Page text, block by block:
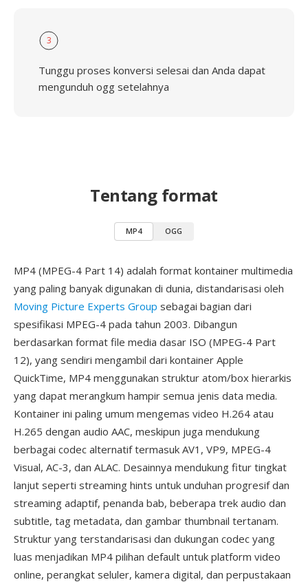
3
Tunggu proses konversi selesai dan Anda dapat
mengunduh ogg setelahnya
Tentang format
MP4 OGG
MP4 (MPEG-4 Part 14) adalah format kontainer multimedia
yang paling banyak digunakan di dunia, distandarisasi oleh
Moving Picture Experts Group sebagai bagian dari
spesifikasi MPEG-4 pada tahun 2003. Dibangun
berdasarkan format file media dasar ISO (MPEG-4 Part
12), yang sendiri mengambil dari kontainer Apple
QuickTime, MP4 menggunakan struktur atom/box hierarkis
yang dapat merangkum hampir semua jenis data media.
Kontainer ini paling umum mengemas video H.264 atau
H.265 dengan audio AAC, meskipun juga mendukung
berbagai codec alternatif termasuk AV1, VP9, MPEG-4
Visual, AC-3, dan ALAC. Desainnya mendukung fitur tingkat
lanjut seperti streaming hints untuk unduhan progresif dan
streaming adaptif, penanda bab, beberapa trek audio dan
subtitle, tag metadata, dan gambar thumbnail tertanam.
Struktur yang terstandarisasi dan dukungan codec yang
luas menjadikan MP4 pilihan default untuk platform video
online, perangkat seluler, kamera digital, dan perpustakaan